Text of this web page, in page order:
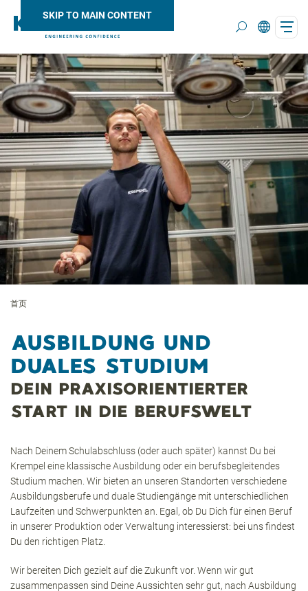
SKIP TO MAIN CONTENT
Search
首页
AUSBILDUNG UND
DUALES STUDIUM
DEIN PRAXISORIENTIERTER
START IN DIE BERUFSWELT
Nach Deinem Schulabschluss (oder auch später) kannst Du bei
Krempel eine klassische Ausbildung oder ein berufsbegleitendes
Studium machen. Wir bieten an unseren Standorten verschiedene
Ausbildungsberufe und duale Studiengänge mit unterschiedlichen
Laufzeiten und Schwerpunkten an. Egal, ob Du Dich für einen Beruf
in unserer Produktion oder Verwaltung interessierst: bei uns findest
Du den richtigen Platz.
Wir bereiten Dich gezielt auf die Zukunft vor. Wenn wir gut
zusammenpassen sind Deine Aussichten sehr gut, nach Ausbildung